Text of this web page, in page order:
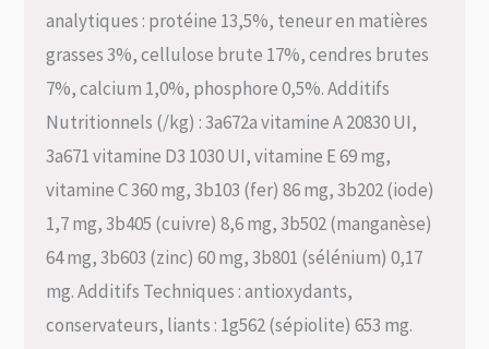
analytiques : protéine 13,5%, teneur en matières
grasses 3%, cellulose brute 17%, cendres brutes
7%, calcium 1,0%, phosphore 0,5%. Additifs
Nutritionnels (/kg) : 3a672a vitamine A 20830 UI,
3a671 vitamine D3 1030 UI, vitamine E 69 mg,
vitamine C 360 mg, 3b103 (fer) 86 mg, 3b202 (iode)
1,7 mg, 3b405 (cuivre) 8,6 mg, 3b502 (manganèse)
64 mg, 3b603 (zinc) 60 mg, 3b801 (sélénium) 0,17
mg. Additifs Techniques : antioxydants,
conservateurs, liants : 1g562 (sépiolite) 653 mg.